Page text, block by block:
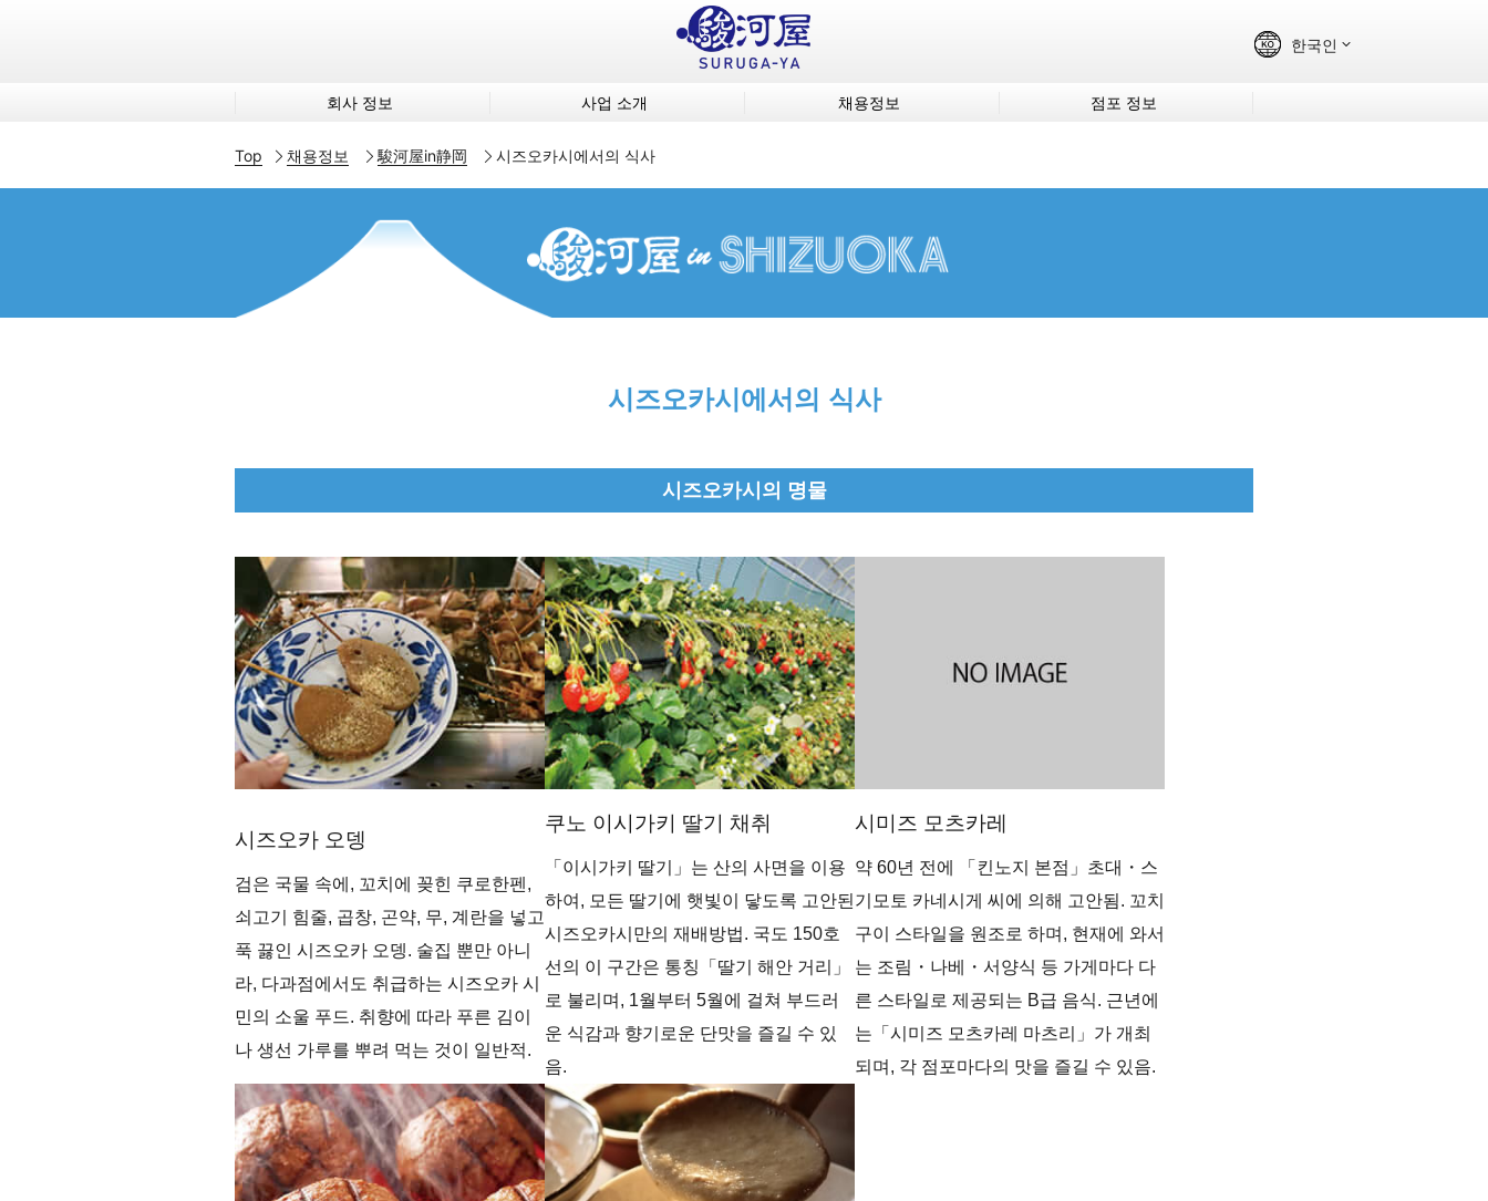
회사 정보 사업 소개 채용정보 점포 정보
Top 채용정보 駿河屋in静岡 시즈오카시에서의 식사
시즈오카시에서의 식사
시즈오카시의 명물
시즈오카 오뎅
검은 국물 속에, 꼬치에 꽂힌 쿠로한펜,
쇠고기 힘줄, 곱창, 곤약, 무, 계란을 넣고
푹 끓인 시즈오카 오뎅. 술집 뿐만 아니
라, 다과점에서도 취급하는 시즈오카 시
민의 소울 푸드. 취향에 따라 푸른 김이
나 생선 가루를 뿌려 먹는 것이 일반적.
쿠노 이시가키 딸기 채취
「이시가키 딸기」는 산의 사면을 이용
하여, 모든 딸기에 햇빛이 닿도록 고안된
시즈오카시만의 재배방법. 국도 150호
선의 이 구간은 통칭「딸기 해안 거리」
로 불리며, 1월부터 5월에 걸쳐 부드러
운 식감과 향기로운 단맛을 즐길 수 있
음.
시미즈 모츠카레
약 60년 전에 「킨노지 본점」초대・스
기모토 카네시게 씨에 의해 고안됨. 꼬치
구이 스타일을 원조로 하며, 현재에 와서
는 조림・나베・서양식 등 가게마다 다
른 스타일로 제공되는 B급 음식. 근년에
는「시미즈 모츠카레 마츠리」가 개최
되며, 각 점포마다의 맛을 즐길 수 있음.